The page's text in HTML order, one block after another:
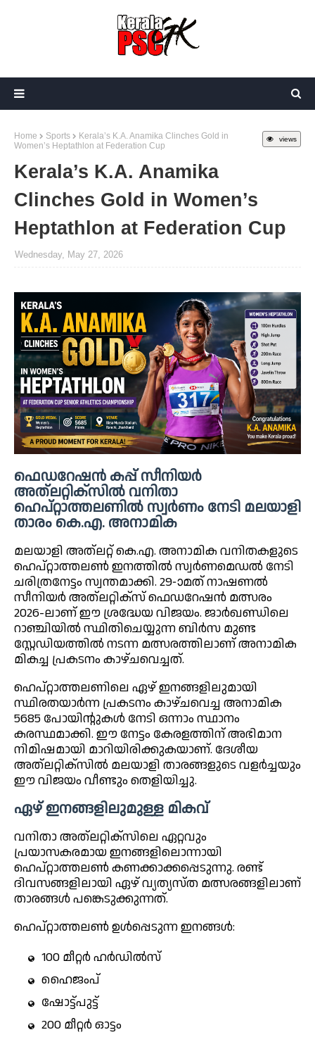
views
Home Sports
Kerala’s K.A. Anamika Clinches Gold in
Women’s Heptathlon at Federation Cup
Kerala’s K.A. Anamika
Clinches Gold in Women’s
Heptathlon at Federation Cup
Wednesday, May 27, 2026
ഫെഡറേഷൻ കപ്പ് സീനിയർ
അത്‌ലറ്റിക്സിൽ വനിതാ
ഹെപ്റ്റാത്തലണിൽ സ്വർണം നേടി മലയാളി
താരം കെ.എ. അനാമിക
മലയാളി അത്‌ലറ്റ് കെ.എ. അനാമിക വനിതകളുടെ
ഹെപ്റ്റാത്തലൺ ഇനത്തിൽ സ്വർണമെഡൽ നേടി
ചരിത്രനേട്ടം സ്വന്തമാക്കി. 29-ാമത് നാഷണൽ
സീനിയർ അത്‌ലറ്റിക്സ് ഫെഡറേഷൻ മത്സരം
2026-ലാണ് ഈ ശ്രദ്ധേയ വിജയം. ജാർഖണ്ഡിലെ
റാഞ്ചിയിൽ സ്ഥിതിചെയ്യുന്ന ബിർസ മുണ്ട
സ്റ്റേഡിയത്തിൽ നടന്ന മത്സരത്തിലാണ് അനാമിക
മികച്ച പ്രകടനം കാഴ്ചവെച്ചത്.
ഹെപ്റ്റാത്തലണിലെ ഏഴ് ഇനങ്ങളിലുമായി
സ്ഥിരതയാർന്ന പ്രകടനം കാഴ്ചവെച്ച അനാമിക
5685 പോയിന്റുകൾ നേടി ഒന്നാം സ്ഥാനം
കരസ്ഥമാക്കി. ഈ നേട്ടം കേരളത്തിന് അഭിമാന
നിമിഷമായി മാറിയിരിക്കുകയാണ്. ദേശീയ
അത്‌ലറ്റിക്സിൽ മലയാളി താരങ്ങളുടെ വളർച്ചയും
ഈ വിജയം വീണ്ടും തെളിയിച്ചു.
ഏഴ് ഇനങ്ങളിലുമുള്ള മികവ്
വനിതാ അത്‌ലറ്റിക്സിലെ ഏറ്റവും
പ്രയാസകരമായ ഇനങ്ങളിലൊന്നായി
ഹെപ്റ്റാത്തലൺ കണക്കാക്കപ്പെടുന്നു. രണ്ട്
ദിവസങ്ങളിലായി ഏഴ് വ്യത്യസ്ത മത്സരങ്ങളിലാണ്
താരങ്ങൾ പങ്കെടുക്കുന്നത്.
ഹെപ്റ്റാത്തലൺ ഉൾപ്പെടുന്ന ഇനങ്ങൾ:
100 മീറ്റർ ഹർഡിൽസ്
ഹൈജംപ്
ഷോട്ട്‌പുട്ട്
200 മീറ്റർ ഓട്ടം